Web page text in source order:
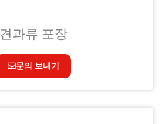
견과류 포장
문의 보내기